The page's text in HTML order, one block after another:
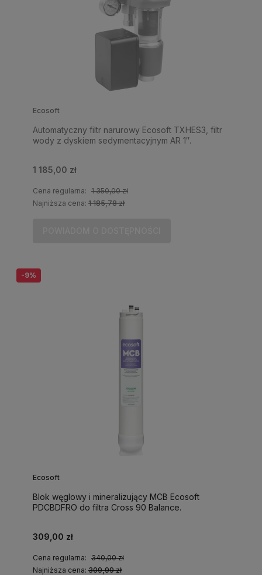
Ecosoft
Automatyczny filtr narurowy Ecosoft TXHES3, filtr
wody z dyskiem sedymentacyjnym AR 1″.
1 185,00 zł
Cena regularna: 1 350,00 zł
Najniższa cena: 1 185,78 zł
Ecosoft
Blok węglowy i mineralizujący MCB Ecosoft
PDCBDFRO do filtra Cross 90 Balance.
309,00 zł
Cena regularna: 340,00 zł
Najniższa cena: 309,99 zł
-9%